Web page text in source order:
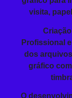
visita,
Profissional
dos
gráfico
O